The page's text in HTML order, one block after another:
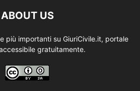
ABOUT US
più importanti su GiuriCivile.it, portale
gratuitamente.